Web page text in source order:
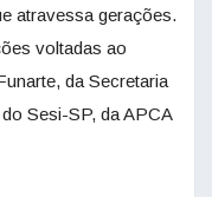
atravessa gerações.
voltadas ao
da Secretaria
Sesi-SP, da APCA